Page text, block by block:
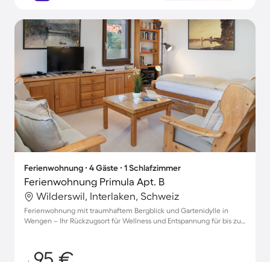
Ferienwohnung ∙ 4 Gäste ∙ 1 Schlafzimmer
Ferienwohnung Primula Apt. B
Wilderswil, Interlaken, Schweiz
Ferienwohnung mit traumhaftem Bergblick und Gartenidylle in
Wengen – Ihr Rückzugsort für Wellness und Entspannung für bis zu